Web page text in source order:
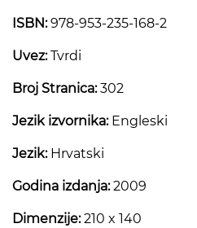
ISBN:978-953-235-168-2
Uvez:Tvrdi
Broj Stranica:302
Jezik izvornika:Engleski
Jezik:Hrvatski
Godina izdanja:2009
Dimenzije:210 x 140